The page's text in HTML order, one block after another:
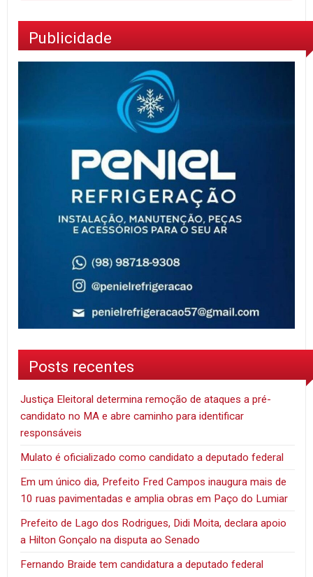
Publicidade
Posts recentes
Justiça Eleitoral determina remoção de ataques a pré-
candidato no MA e abre caminho para identificar
responsáveis
Mulato é oficializado como candidato a deputado federal
Em um único dia, Prefeito Fred Campos inaugura mais de
10 ruas pavimentadas e amplia obras em Paço do Lumiar
Prefeito de Lago dos Rodrigues, Didi Moita, declara apoio
a Hilton Gonçalo na disputa ao Senado
Fernando Braide tem candidatura a deputado federal